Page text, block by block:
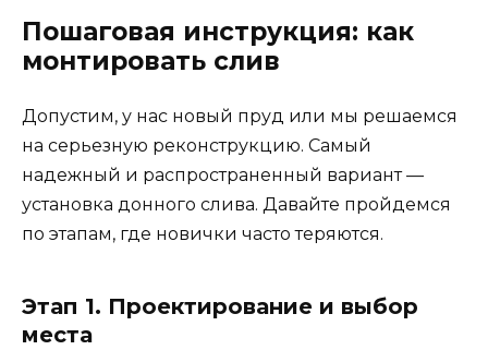
Пошаговая инструкция: как
монтировать слив
Допустим, у нас новый пруд или мы решаемся
на серьезную реконструкцию. Самый
надежный и распространенный вариант —
установка донного слива. Давайте пройдемся
по этапам, где новички часто теряются.
Этап 1. Проектирование и выбор
места